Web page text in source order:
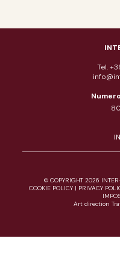
Tel.
© COPYRIGHT 2026
COOKIE POLICY| PRIVACY
Art direction